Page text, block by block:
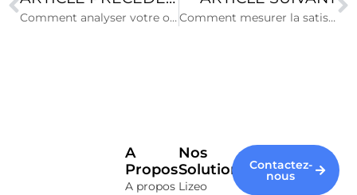
Comment analyser votre offre pneumatique et votre positionnement concurrentiel par marque de véhicule? Comment mesurer la satisfaction de clients B2B de manière précise ?
Nos
Solutions
Lizeo
A
Propos
A propos
Contactez-
nous